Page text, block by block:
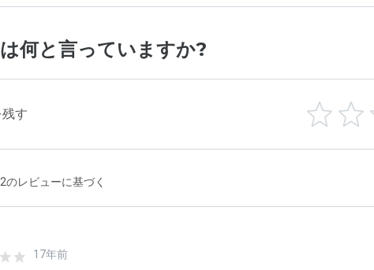
何と言っていますか?
す
2のレビューに基づく
17年前